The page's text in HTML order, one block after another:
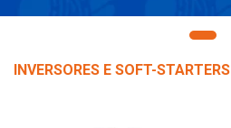
INVERSORES E SOFT-STARTERS